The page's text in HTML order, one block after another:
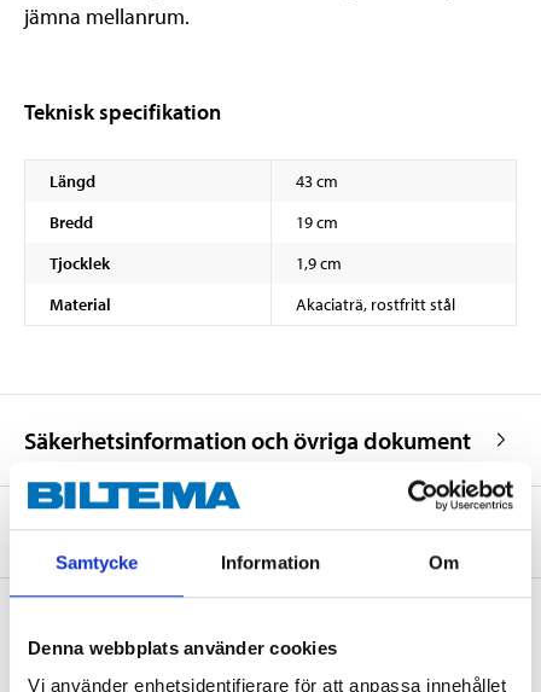
Samtycke Information Om
Denna webbplats använder cookies
Vi använder enhetsidentifierare för att anpassa innehållet
jämna mellanrum.
Teknisk specifikation
Längd
43 cm
Bredd
19 cm
Tjocklek
1,9 cm
Material
Akaciaträ, rostfritt stål
Säkerhetsinformation och övriga dokument
Om tillverkaren
Köp & Hämta